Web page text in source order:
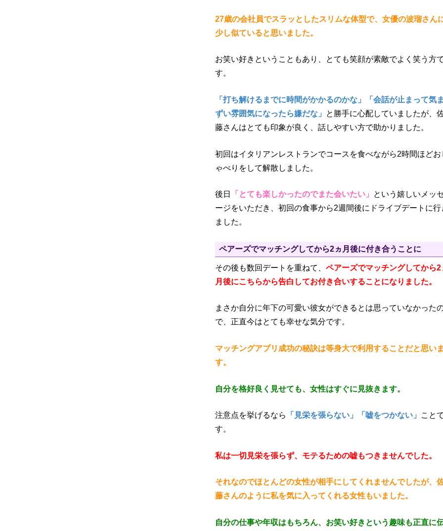
27歳の会社員でスラッとしたスリムな体型で、女優の波瑠さん
少し似ていると思いました。
お笑い好きということもあり、とても笑顔が素敵でよく笑う方
す。
「打ち解けるまでに時間がかかるのかな」「会話が止まって気ま
ずい雰囲気になったら嫌だな」
と勝手に心配していましたが、
藤さんはとても印象が良く、話しやすい方で助かりました。
初回はイタリアンレストランでコースを食べながら2時間ほどお
ゃべりをして解散しました。
後日 「とても楽しかったのでまた会いたい」
という嬉しいメッ
ージをいただき、初回の食事から2週間後にドライブデートに行
ました。
ペアーズでマッチングしてから2ヵ月後に付き合うことに
その後も数回デートを重ねて、 ペアーズでマッチングしてから2
月後にこちらから告白してお付き合いすることになりました。
まさか自分に年下の可愛い彼女ができるとは思っていなかった
で、正直今はとても幸せな気分です。
マッチングアプリ成功の秘訣は等身大で利用することだと思いま
す。
自分を格好良く見せても、女性はすぐに見抜きます。
注意点を挙げるなら 「見栄を張らない」「嘘をつかない」
こと
す。
私は一切見栄を張らず、モテるための嘘もつきませんでした。
それなのでほとんどの女性が相手にしてくれませんでしたが、
藤さんのように私を気に入ってくれる女性もいました。
自分の仕事や年収はもちろん、お笑い好きという趣味も正直に